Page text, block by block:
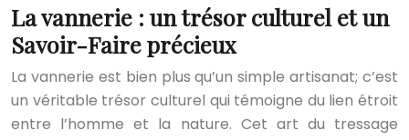
La vannerie : un trésor culturel et un
Savoir-Faire précieux
La vannerie est bien plus qu’un simple artisanat; c’est
un véritable trésor culturel qui témoigne du lien étroit
entre l’homme et la nature. Cet art du tressage